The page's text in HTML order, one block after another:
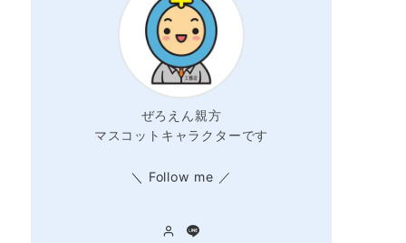
ぜろえん親方
マスコットキャラクターです
＼ Follow me ／